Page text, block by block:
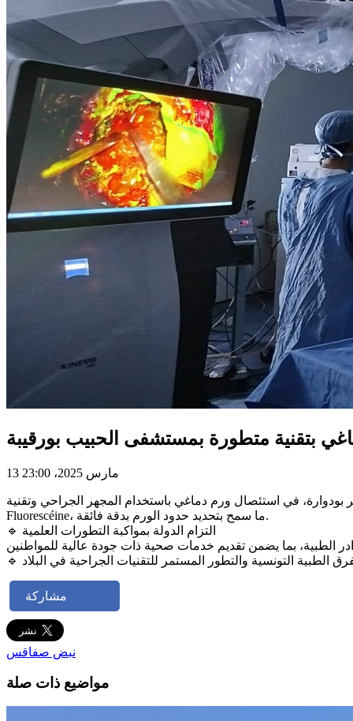
بتقنية متطورة بمستشفى الحبيب بورقيبة
13 مارس 2025، 23:00
في استئصال ورم دماغي باستخدام المجهر الجراحي وتقنية
Fluorescéine، ما سمح بتحديد حدود الورم بدقة فائقة.
🔹 التزام الدولة بمواكبة التطورات العلمية
مشاركة
نبض صفاقس
مواضيع ذات صلة